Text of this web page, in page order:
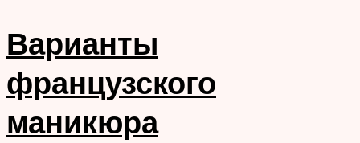
Варианты
французского
маникюра